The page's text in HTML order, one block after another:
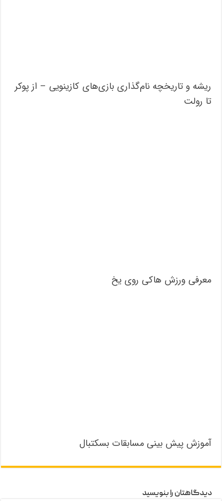
ریشه و تاریخچه نام‌گذاری بازی‌های کازینویی – از پوکر
تا رولت
معرفی ورزش هاکی روی یخ
آموزش پیش بینی مسابقات بسکتبال
دیدگاهتان را بنویسید